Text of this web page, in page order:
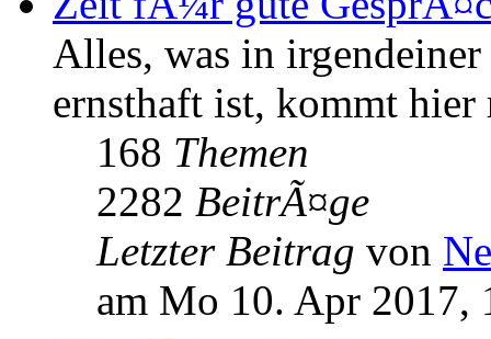
Alles, was in irgendeiner
ernsthaft ist, kommt hier
168 Themen
2282 BeitrÃ¤ge
Letzter Beitrag von
am Mo 10. Apr 2017,